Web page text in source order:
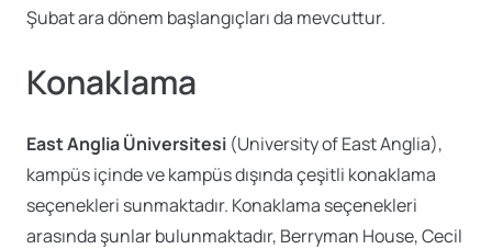
Şubat ara dönem başlangıçları da mevcuttur.
Konaklama
East Anglia Üniversitesi (University of East Anglia),
kampüs içinde ve kampüs dışında çeşitli konaklama
seçenekleri sunmaktadır. Konaklama seçenekleri
arasında şunlar bulunmaktadır, Berryman House, Cecil